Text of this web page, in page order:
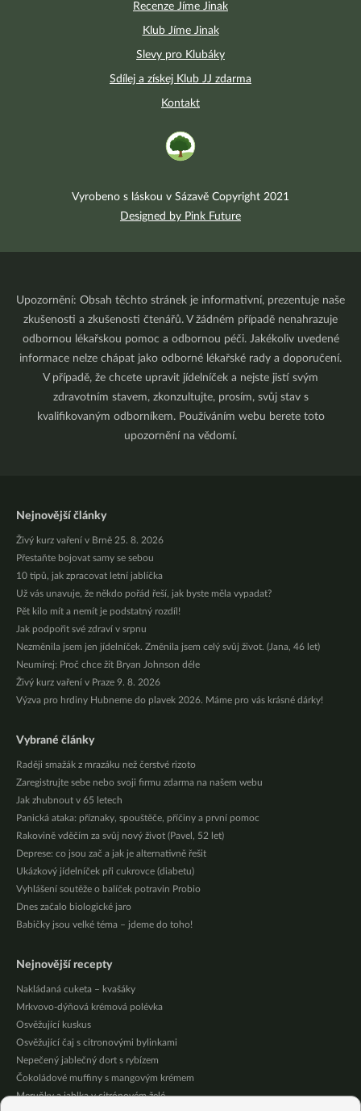
Recenze Jíme Jinak
Klub Jíme Jinak
Slevy pro Klubáky
Sdílej a získej Klub JJ zdarma
Kontakt
Vyrobeno s láskou v Sázavě Copyright 2021
Designed by Pink Future
Upozornění: Obsah těchto stránek je informativní, prezentuje naše
zkušenosti a zkušenosti čtenářů. V žádném případě nenahrazuje
odbornou lékařskou pomoc a odbornou péči. Jakékoliv uvedené
informace nelze chápat jako odborné lékařské rady a doporučení.
V případě, že chcete upravit jídelníček a nejste jistí svým
zdravotním stavem, zkonzultujte, prosím, svůj stav s
kvalifikovaným odborníkem. Používáním webu berete toto
upozornění na vědomí.
Nejnovější články
Živý kurz vaření v Brně 25. 8. 2026
Přestaňte bojovat samy se sebou
10 tipů, jak zpracovat letní jablíčka
Už vás unavuje, že někdo pořád řeší, jak byste měla vypadat?
Pět kilo mít a nemít je podstatný rozdíl!
Jak podpořit své zdraví v srpnu
Nezměnila jsem jen jídelníček. Změnila jsem celý svůj život. (Jana, 46 let)
Neumírej: Proč chce žít Bryan Johnson déle
Živý kurz vaření v Praze 9. 8. 2026
Výzva pro hrdiny Hubneme do plavek 2026. Máme pro vás krásné dárky!
Vybrané články
Raději smažák z mrazáku než čerstvé rizoto
Zaregistrujte sebe nebo svoji firmu zdarma na našem webu
Jak zhubnout v 65 letech
Panická ataka: příznaky, spouštěče, příčiny a první pomoc
Rakovině vděčím za svůj nový život (Pavel, 52 let)
Deprese: co jsou zač a jak je alternativně řešit
Ukázkový jídelníček při cukrovce (diabetu)
Vyhlášení soutěže o balíček potravin Probio
Dnes začalo biologické jaro
Babičky jsou velké téma – jdeme do toho!
Nejnovější recepty
Nakládaná cuketa – kvašáky
Mrkvovo-dýňová krémová polévka
Osvěžující kuskus
Osvěžující čaj s citronovými bylinkami
Nepečený jablečný dort s rybízem
Čokoládové muffiny s mangovým krémem
Meruňky a jablka v citrónovém želé